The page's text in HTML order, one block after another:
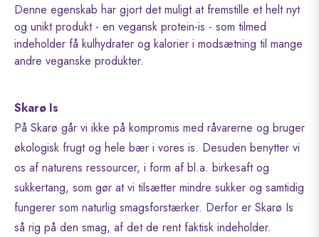
Denne egenskab har gjort det muligt at fremstille et helt nyt
og unikt produkt - en vegansk protein-is - som tilmed
indeholder få kulhydrater og kalorier i modsætning til mange
andre veganske produkter.
Skarø Is
På Skarø går vi ikke på kompromis med råvarerne og bruger
økologisk frugt og hele bær i vores is. Desuden benytter vi
os af naturens ressourcer, i form af bl.a. birkesaft og
sukkertang, som gør at vi tilsætter mindre sukker og samtidig
fungerer som naturlig smagsforstærker. Derfor er Skarø Is
så rig på den smag, af det de rent faktisk indeholder.